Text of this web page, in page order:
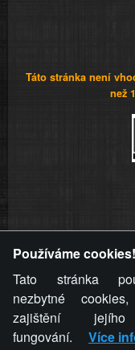
Táto stránka není
než
videa a komentáře.
stránky týče, ani
stránku, nemůže z
komentáře pro
provozovateli
Používáme cookies!
Tato stránka
nezbytné
zajištění jejího
fungování.
Více